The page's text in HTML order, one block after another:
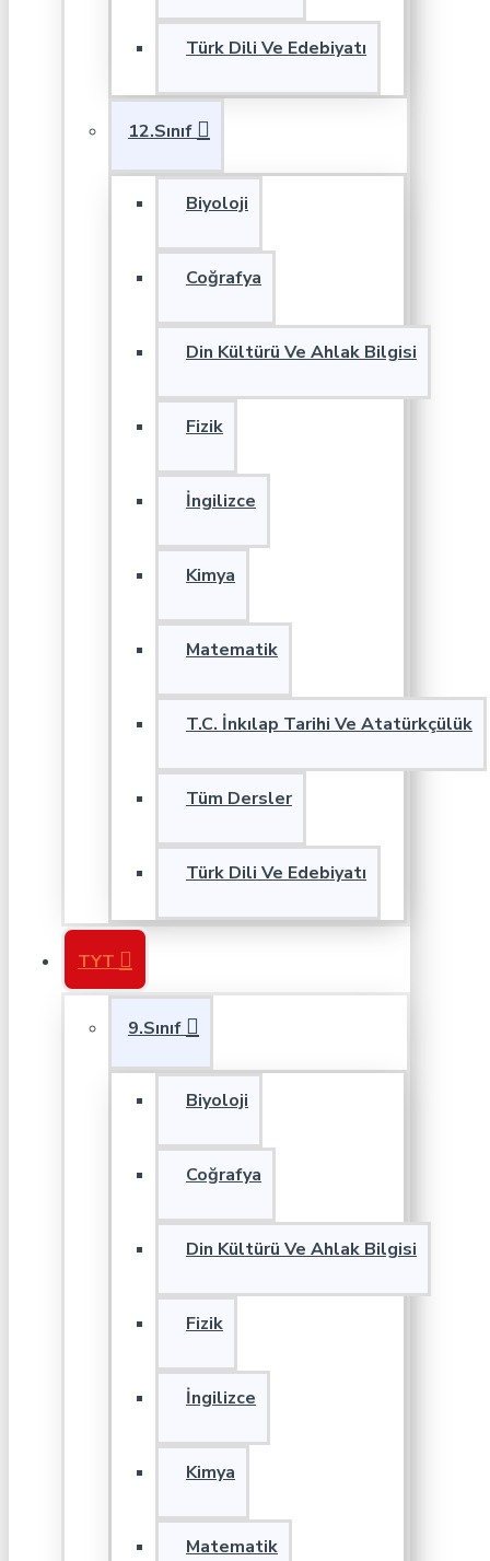
Türk Dili Ve Edebiyatı
12.Sınıf
Biyoloji
Coğrafya
Din Kültürü Ve Ahlak Bilgisi
Fizik
İngilizce
Kimya
Matematik
T.C. İnkılap Tarihi Ve Atatürkçülük
Tüm Dersler
Türk Dili Ve Edebiyatı
TYT
9.Sınıf
Biyoloji
Coğrafya
Din Kültürü Ve Ahlak Bilgisi
Fizik
İngilizce
Kimya
Matematik